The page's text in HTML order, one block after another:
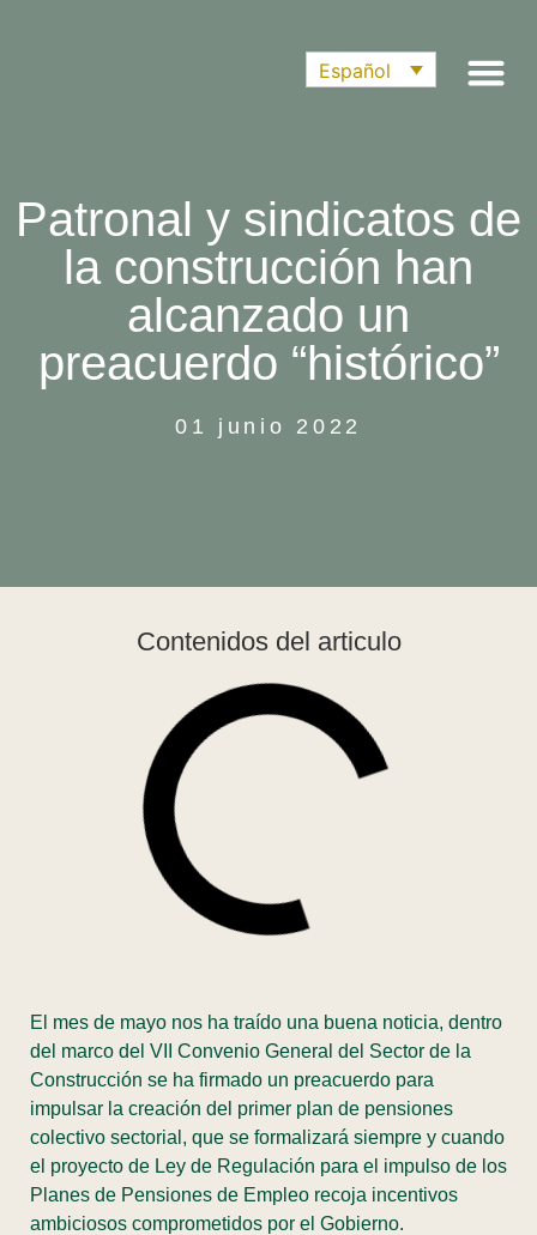
Español
Patronal y sindicatos de
la construcción han
alcanzado un
preacuerdo “histórico”
01 junio 2022
Contenidos del articulo
El mes de mayo nos ha traído una buena noticia, dentro
del marco del VII Convenio General del Sector de la
Construcción se ha firmado un preacuerdo para
impulsar la creación del primer plan de pensiones
colectivo sectorial, que se formalizará siempre y cuando
el proyecto de Ley de Regulación para el impulso de los
Planes de Pensiones de Empleo recoja incentivos
ambiciosos comprometidos por el Gobierno.